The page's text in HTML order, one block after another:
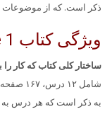
ذکر است. که از موضوعات
ویژگی کتاب American File 1
ساختار کلی کتاب که کار
به ذکر است که هر درس